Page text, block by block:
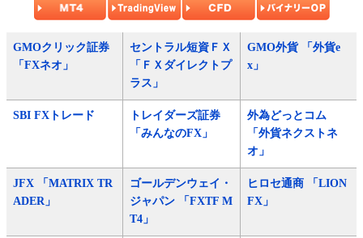
GMOクリック証券
「FXネオ」
セントラル短資ＦＸ
「ＦＸダイレクトプ
ラス」
GMO外貨 「外貨e
x」
SBI FXトレード
トレイダーズ証券
「みんなのFX」
外為どっとコム
「外貨ネクストネ
オ」
JFX 「MATRIX TR
ADER」
ゴールデンウェイ・
ジャパン 「FXTF M
T4」
ヒロセ通商 「LION
FX」